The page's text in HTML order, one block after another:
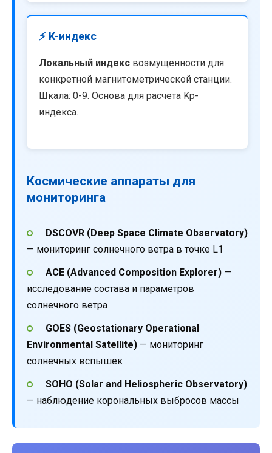
⚡ K-индекс
Локальный индекс возмущенности для
конкретной магнитометрической станции.
Шкала: 0-9. Основа для расчета Kp-
индекса.
Космические аппараты для
мониторинга
DSCOVR (Deep Space Climate Observatory)
— мониторинг солнечного ветра в точке L1
ACE (Advanced Composition Explorer)—
исследование состава и параметров
солнечного ветра
GOES (Geostationary Operational
Environmental Satellite) — мониторинг
солнечных вспышек
SOHO (Solar and Heliospheric Observatory)
— наблюдение корональных выбросов массы